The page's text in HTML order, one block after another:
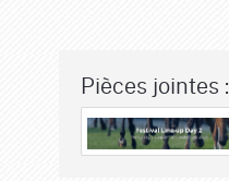
Pièces jointes :